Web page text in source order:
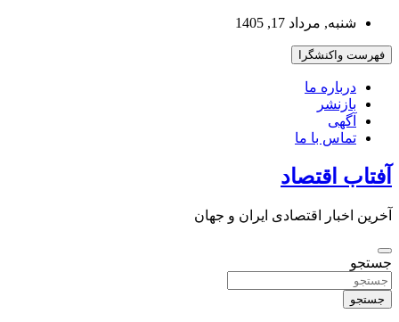
بروید
شنبه, مرداد 17, 1405
فهرست واکنشگرا
درباره ما
بازنشر
آگهی
تماس با ما
آفتاب اقتصاد
آخرین اخبار اقتصادی ایران و جهان
جستجو
جستجو